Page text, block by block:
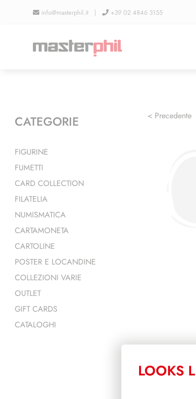
info@masterphil.it | +39 02 4846 3155
< Precedente
CATEGORIE
FIGURINE
FUMETTI
CARD COLLECTION
FILATELIA
NUMISMATICA
CARTAMONETA
CARTOLINE
POSTER E LOCANDINE
COLLEZIONI VARIE
OUTLET
GIFT CARDS
CATALOGHI
LOOKS